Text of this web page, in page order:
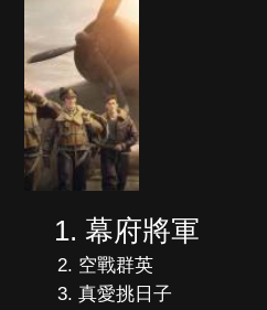
幕府將軍
空戰群英
真愛挑日子